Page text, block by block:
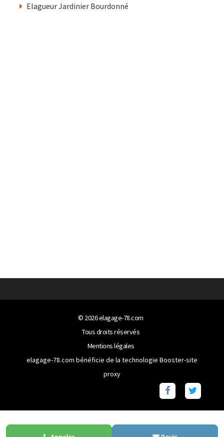
Elagueur Jardinier Bourdonné
© 2026elagage-78.com
Tous droits réservés
Mentions légales
elagage-78.com bénéficie de la technologie Booster-site
proxy